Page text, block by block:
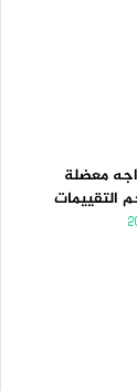
معضلة
التقييمات